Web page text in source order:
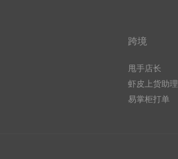
跨境
甩手店长
虾皮上货助理
易掌柜打单